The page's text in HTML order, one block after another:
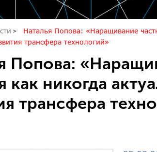
Наталья Попова: «Наращивание
трансфера технологий»
Попова:
как никогда
трансфера